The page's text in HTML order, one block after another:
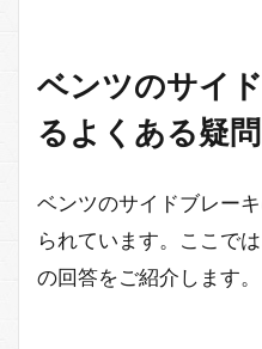
ベンツのサイ
るよくある疑問
ベンツのサイドブレー
られています。ここで
の回答をご紹介します。